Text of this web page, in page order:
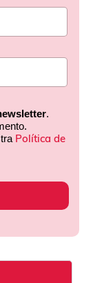
.
Política de